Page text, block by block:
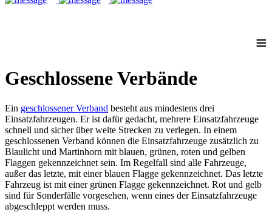
≡
Geschlossene Verbände
Ein geschlossener Verband besteht aus mindestens drei
Einsatzfahrzeugen. Er ist dafür gedacht, mehrere Einsatzfahrzeuge
schnell und sicher über weite Strecken zu verlegen. In einem
geschlossenen Verband können die Einsatzfahrzeuge zusätzlich zu
Blaulicht und Martinhorn mit blauen, grünen, roten und gelben
Flaggen gekennzeichnet sein. Im Regelfall sind alle Fahrzeuge,
außer das letzte, mit einer blauen Flagge gekennzeichnet. Das letzte
Fahrzeug ist mit einer grünen Flagge gekennzeichnet. Rot und gelb
sind für Sonderfälle vorgesehen, wenn eines der Einsatzfahrzeuge
abgeschleppt werden muss.